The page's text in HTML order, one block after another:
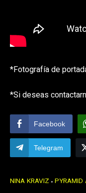
*Fotografía de
*Si deseas
Facebook
Telegram
NINA KRAVIZ PYRAMID